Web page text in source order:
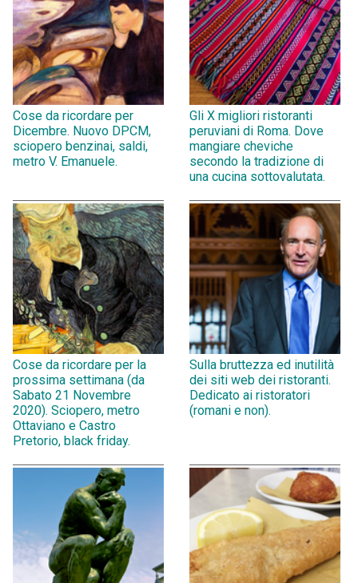
Cose da ricordare per
Dicembre. Nuovo DPCM,
sciopero benzinai, saldi,
metro V. Emanuele.
Gli X migliori ristoranti
peruviani di Roma. Dove
mangiare cheviche
secondo la tradizione di
una cucina sottovalutata.
Cose da ricordare per la
prossima settimana (da
Sabato 21 Novembre
2020). Sciopero, metro
Ottaviano e Castro
Pretorio, black friday.
Sulla bruttezza ed inutilità
dei siti web dei ristoranti.
Dedicato ai ristoratori
(romani e non).